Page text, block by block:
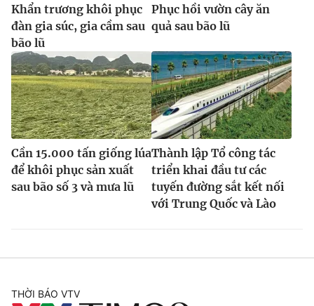
Khẩn trương khôi phục
đàn gia súc, gia cầm sau
bão lũ
Phục hồi vườn cây ăn
quả sau bão lũ
Cần 15.000 tấn giống lúa
để khôi phục sản xuất
sau bão số 3 và mưa lũ
Thành lập Tổ công tác
triển khai đầu tư các
tuyến đường sắt kết nối
với Trung Quốc và Lào
THỜI BÁO VTV